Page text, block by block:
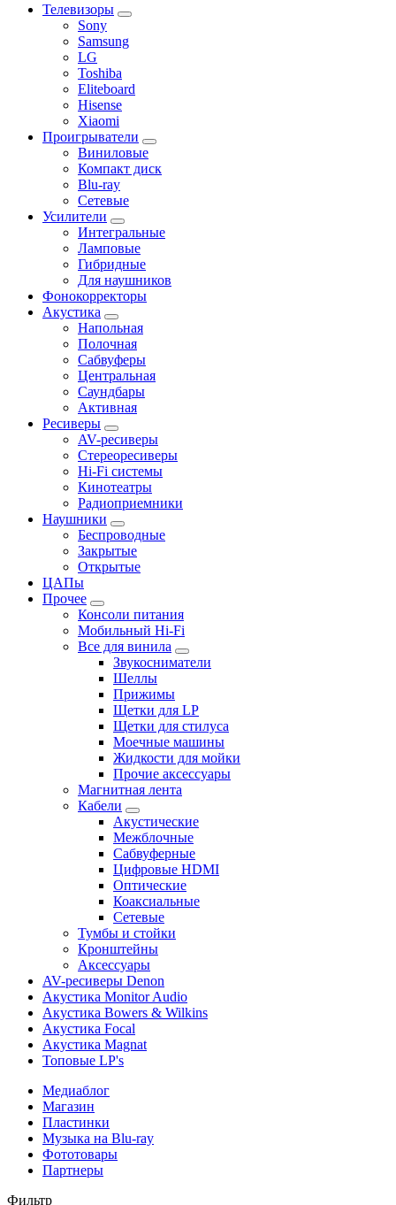
Телевизоры
Sony
Samsung
LG
Toshiba
Eliteboard
Hisense
Xiaomi
Проигрыватели
Виниловые
Компакт диск
Blu-ray
Сетевые
Усилители
Интегральные
Ламповые
Гибридные
Для наушников
Фонокорректоры
Акустика
Напольная
Полочная
Сабвуферы
Центральная
Саундбары
Активная
Ресиверы
AV-ресиверы
Стереоресиверы
Hi-Fi системы
Кинотеатры
Радиоприемники
Наушники
Беспроводные
Закрытые
Открытые
ЦАПы
Прочее
Консоли питания
Мобильный Hi-Fi
Все для винила
Звукосниматели
Шеллы
Прижимы
Щетки для LP
Щетки для стилуса
Моечные машины
Жидкости для мойки
Прочие аксессуары
Магнитная лента
Кабели
Акустические
Межблочные
Сабвуферные
Цифровые HDMI
Оптические
Коаксиальные
Сетевые
Тумбы и стойки
Кронштейны
Аксессуары
AV-ресиверы Denon
Акустика Monitor Audio
Акустика Bowers & Wilkins
Акустика Focal
Акустика Magnat
Топовые LP's
Медиаблог
Магазин
Пластинки
Музыка на Blu-ray
Фототовары
Партнеры
Фильтр